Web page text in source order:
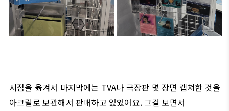
시점을 옮겨서 마지막에는 TVA나 극장판 몇 장면 캡쳐한 것을
아크릴로 보관해서 판매하고 있었어요. 그걸 보면서